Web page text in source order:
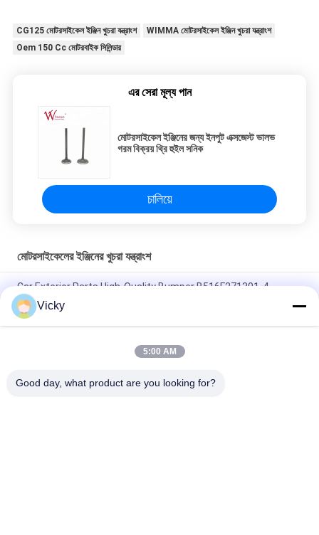
CG125 মোটরসাইকেল ইঞ্জিন খুচরা যন্ত্রাংশ
WIMMA মোটরসাইকেল ইঞ্জিন খুচরা যন্ত্রাংশ
Oem 150 Cc মোটরবাইক সিলিন্ডার
এর সেরা মূল্য পান
মোটরসাইকেল ইঞ্জিনের জন্য ইনপুট এক্সজেস্ট ভালভ
গরম বিক্রয় থ্রি হুইল সনিক
চালিয়ে
মোটরসাইকেলের ইঞ্জিনের খুচরা যন্ত্রাংশ
Car Exterior Parts High-Quality Bumper B516F271301-4
CHANAN OSHAN​ Z6 Starry White
স্টার্টার মোটর হন্ডা EX5 মোটরসাইকেল ইঞ্জিন খুচরা যন্ত্রাংশ সস্তা পাইকারি উচ্চ পারফরম্যান্স
Vicky
5:00 AM
Good day, what product are you looking for?